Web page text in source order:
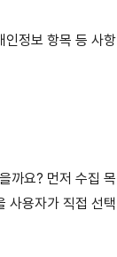
인정보 항목 등 사항
까요? 먼저 수집 목
사용자가 직접 선택